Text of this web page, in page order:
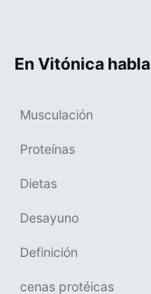
En Vitónica
Musculación
Proteínas
Dietas
Desayuno
Definición
cenas protéicas